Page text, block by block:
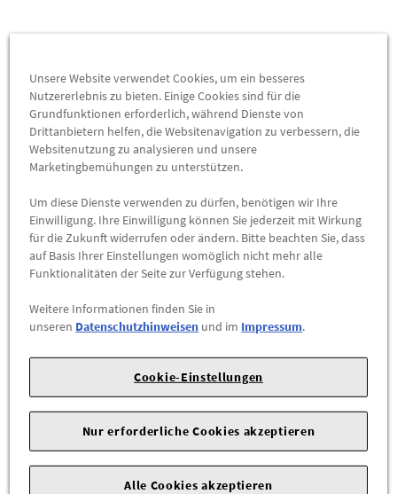
A6 Avant e-hybrid (C9) 2026, A6 Avant (C9) 2026, A6
Limousine (C9) 2026, A6 Limousine e-hybrid (C9) 2026
Das könnte Sie interessieren
Wird auch oft von Kunden gekauft
Unsere Website verwendet Cookies, um ein besseres
Nutzererlebnis zu bieten. Einige Cookies sind für die
Grundfunktionen erforderlich, während Dienste von
Drittanbietern helfen, die Websitenavigation zu verbessern, die
Websitenutzung zu analysieren und unsere
Marketingbemühungen zu unterstützen.
Um diese Dienste verwenden zu dürfen, benötigen wir Ihre
Einwilligung. Ihre Einwilligung können Sie jederzeit mit Wirkung
für die Zukunft widerrufen oder ändern. Bitte beachten Sie, dass
auf Basis Ihrer Einstellungen womöglich nicht mehr alle
Funktionalitäten der Seite zur Verfügung stehen.
Weitere Informationen finden Sie in
unseren Datenschutzhinweisen und im Impressum.
Cookie-Einstellungen
Nur erforderliche Cookies akzeptieren
Alle Cookies akzeptieren